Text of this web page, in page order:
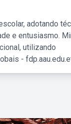
adotando
e entusiasmo.
utilizando
-